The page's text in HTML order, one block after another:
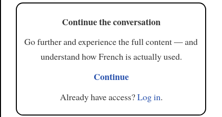
Continue the conversation
Go further and experience the full content — and
understand how French is actually used.
Continue
Already have access?Log in.